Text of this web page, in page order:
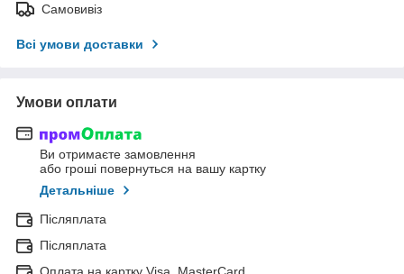
Самовивіз
Всі умови доставки
Умови оплати
Ви отримаєте замовлення
або гроші повернуться на вашу картку
Детальніше
Післяплата
Післяплата